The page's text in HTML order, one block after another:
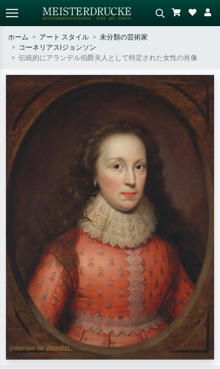
標準検索 AI画像検索
– 例：モネ、星月夜、印象派、北
斎の波、ヌード。
緑の草原、赤の多い抽象画、暗い
油絵、木のそばの立ち姿のヌー
ド。
ホーム アート スタイル
未分類の芸術家
コーネリアスIジョンソン
伝統的にアランデル伯爵夫人として特定された女性の肖像